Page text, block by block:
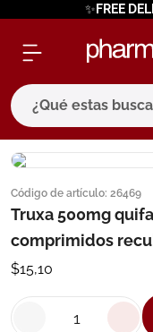
✨FREE
¿Qué estas buscando?
Código de artículo: 26469
Truxa 500mg
comprimidos
$15,10
términos más
1. eucerin
cerave